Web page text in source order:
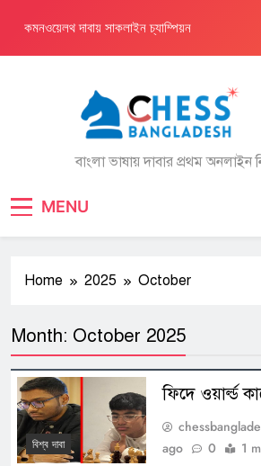
content
কমনওয়েলথ দাবায় সাকলাইন চ্যাম্পিয়ন
তুরস্ক গেলেন ফাহাদ, খেলবেন তিন টুর্নামেন্ট
এশিয়ান চ্যাম্পিয়নশিপে নিয়াজ-ফাহাদ
ফাহাদের দ্বিতীয় জিএম নর্ম অর্জন
বাংলা ভাষায় দাবার প্রথম অনলাইন
MENU
Home 2025 October
Month: October 2025
বিশ্ব দাবা
ফিদে ওয়ার্ল্ড
ago
0 1